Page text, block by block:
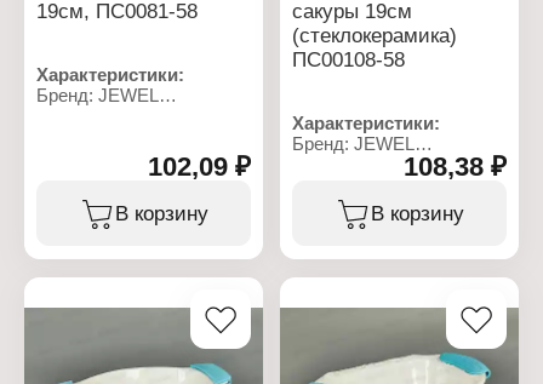
19см, ПС0081-58
Характеристики:
Бренд: JEWEL
Модель: "Сорренто"
Диаметр: 19 см
Цвет: белый с рисунком
стеклокерамика
Использование в
микроволновой печи: Да
102,09 ₽
В корзину
сакуры 19см
(стеклокерамика)
ПС00108-58
Характеристики:
Бренд: JEWEL
Артикул: ПС00108-58
Тип товара: Тарелка
Модель: "Цветение
сакуры"
Материал:
Использование в
посудомоечной машине:
108,38 ₽
В корзину